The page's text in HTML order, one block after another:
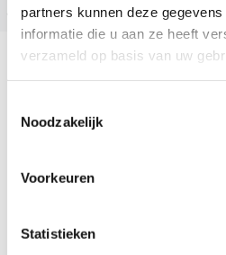
partners kunnen deze
informatie die u aan ze heeft
verzameld op basis van uw
Noodzakelijk
Voorkeuren
Statistieken
Flyer Go Tour 7.10
Accu capaciteit: 750
Op voorraad | Meestal